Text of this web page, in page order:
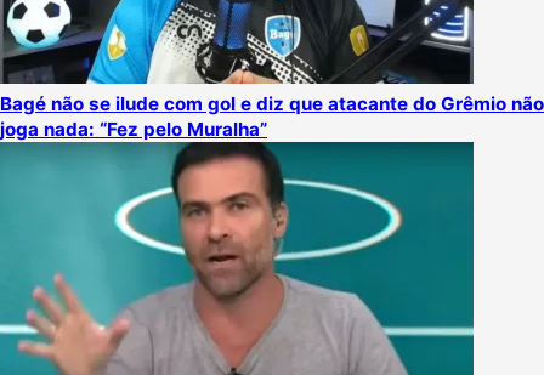
Bagé não se ilude com gol e diz que atacante do Grêmio não
joga nada: “Fez pelo Muralha”